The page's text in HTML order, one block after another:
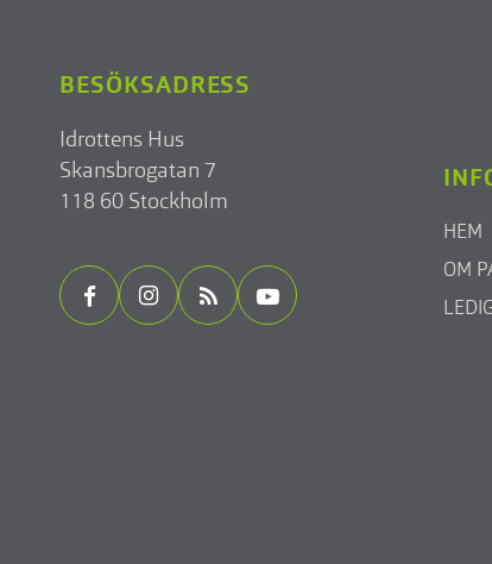
BESÖKSADRESS
Idrottens Hus
Skansbrogatan 7
118 60 Stockholm
HEM
OM